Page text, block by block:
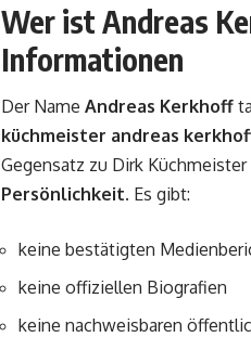
Wer ist Andreas
Informationen
Der Name Andreas Kerkhoff
küchmeister andreas
Gegensatz zu Dirk
Persönlichkeit. Es gibt:
keine bestätigten
keine offiziellen Biografien
keine nachweisbaren